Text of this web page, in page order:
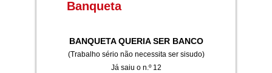
Banqueta
BANQUETA QUERIA SER BANCO
(Trabalho sério não necessita ser sisudo)
Já saiu o n.º 12